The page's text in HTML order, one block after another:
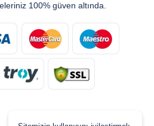
100% güven altında.